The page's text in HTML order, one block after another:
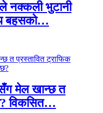
नक्कली भुटानी
बहसको…
मेल खान्छ त
विकसित…